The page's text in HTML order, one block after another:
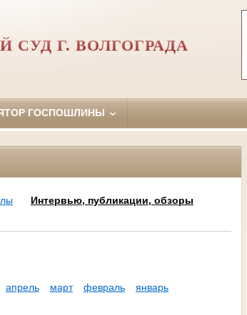
СУД Г. ВОЛГОГРАДА
ГОСПОШЛИНЫ
Интервью, публикации, обзоры
апрель март февраль
январь